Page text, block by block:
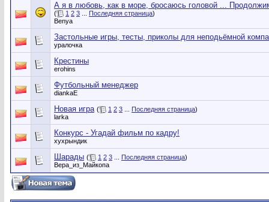
А я в любовь, как в море, бросаюсь головой ...
( 1 2 3 Последняя страница)
Benya
Застольные игры, тесты, приколы для неподьёмной
уралочка
Крестины
erohins
Футбольный менеджер
diankaE
Новая игра ( 1 2 3 Последняя страница)
larka
Конкурс - Угадай фильм по кадру!
хухрындик
Шарады ( 1 2 3 Последняя страница)
Вера_из_Майкопа